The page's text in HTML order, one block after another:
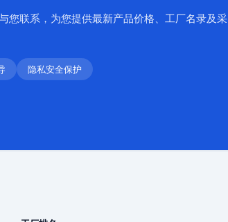
您联系，为您提供最新产品价格、工厂名录及采
隐私安全保护